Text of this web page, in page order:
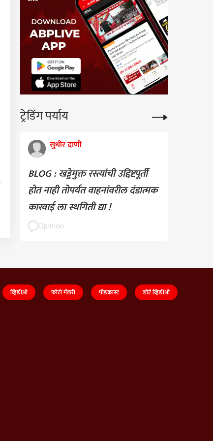
ट्रेडिंग पर्याय
सुधीर दाणी
BLOG : खड्डेमुक्त रस्त्यांची उद्दिष्टपूर्ती
होत नाही तोपर्यंत वाहनांवरील दंडात्मक
कारवाई ला स्थगिती द्या !
Opinion
व्हिडीओ फोटो गॅलरी पॉडकास्ट शॉर्ट व्हिडीओ